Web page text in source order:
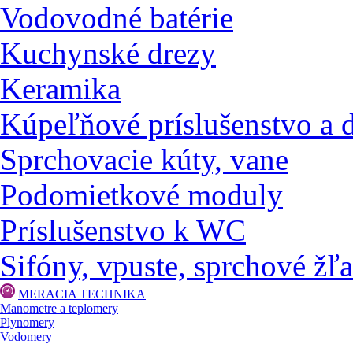
Vodovodné batérie
Kuchynské drezy
Keramika
Kúpeľňové príslušenstvo a
Sprchovacie kúty, vane
Podomietkové moduly
Príslušenstvo k WC
Sifóny, vpuste, sprchové
MERACIA TECHNIKA
Manometre a teplomery
Plynomery
Vodomery